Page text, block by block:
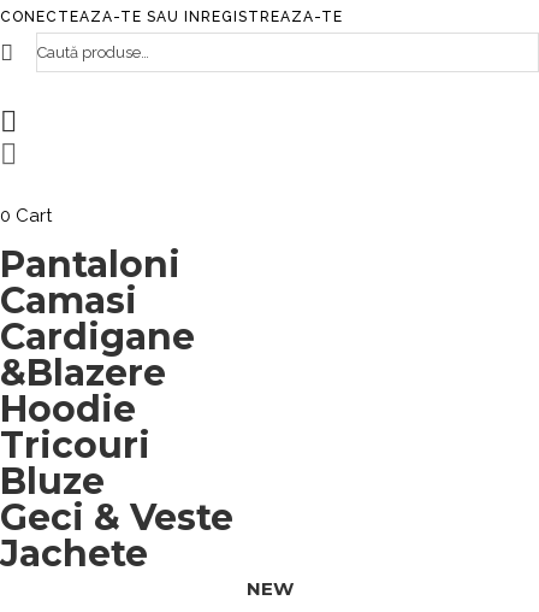
CONECTEAZA-TE SAU INREGISTREAZA-TE
Caută
după:
Menu
0 Cart
SHOP
Pantaloni
Jeans Pantaloni lungi
Hanorace
Hanorac Design
Cardigane
Accesorii
Masti Caciuli
PACKS
E-GOLAN BARBATI
Tricouri Pantaloni
Camasi
E-GOLAN FEMEI
Pantaloni Hanorace
StemataWatch
Pantaloni
Camasi
Cardigane
&Blazere
Hoodie
Tricouri
Bluze
Geci & Veste
Jachete
NEW